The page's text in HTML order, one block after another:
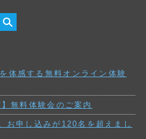
体感する無料オンライン体験
無料体験会のご案内
お申し込みが120名を超えまし